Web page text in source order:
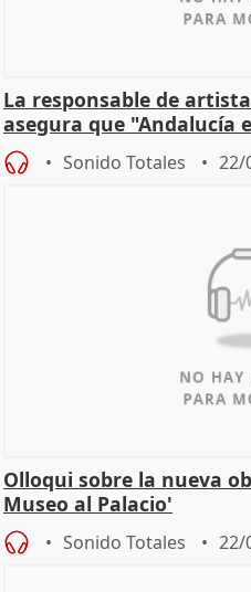
La responsable de
asegura que "Andalucía
cita
Sonido Totales 22/
Olloqui sobre la nueva
Museo al Palacio'
Sonido Totales 22/